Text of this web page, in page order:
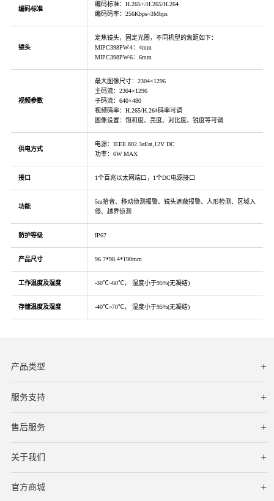
编码标准
编码标准：H.265+/H.265/H.264
编码码率：256Kbps~3Mbps
镜头
定焦镜头，固定光圈，不同机型的焦距如下：
MIPC398PW-4：4mm
MIPC398PW-6：6mm
视频参数
最大图像尺寸：2304×1296
主码流：2304×1296
子码流：640×480
视频码率：H.265/H.264码率可调
图像设置：饱和度、亮度、对比度、锐度等可调
供电方式
电源：IEEE 802.3af/at,12V DC
功率：6W MAX
接口 1个百兆以太网端口，1个DC电源接口
功能
5m拾音、移动侦测报警、镜头遮蔽报警、人形检测、区域入
侵、越界侦测
防护等级 IP67
产品尺寸 96.7*98.4*190mm
工作温度及湿度 -30℃~60℃， 湿度小于95%(无凝结)
存储温度及湿度 -40℃~70℃， 湿度小于95%(无凝结)
产品类型
服务支持
下载中心
文档与指南
视频教程
售后服务
服务网点
保修条款
关于我们
公司简介
联系我们
在线客服
官方商城